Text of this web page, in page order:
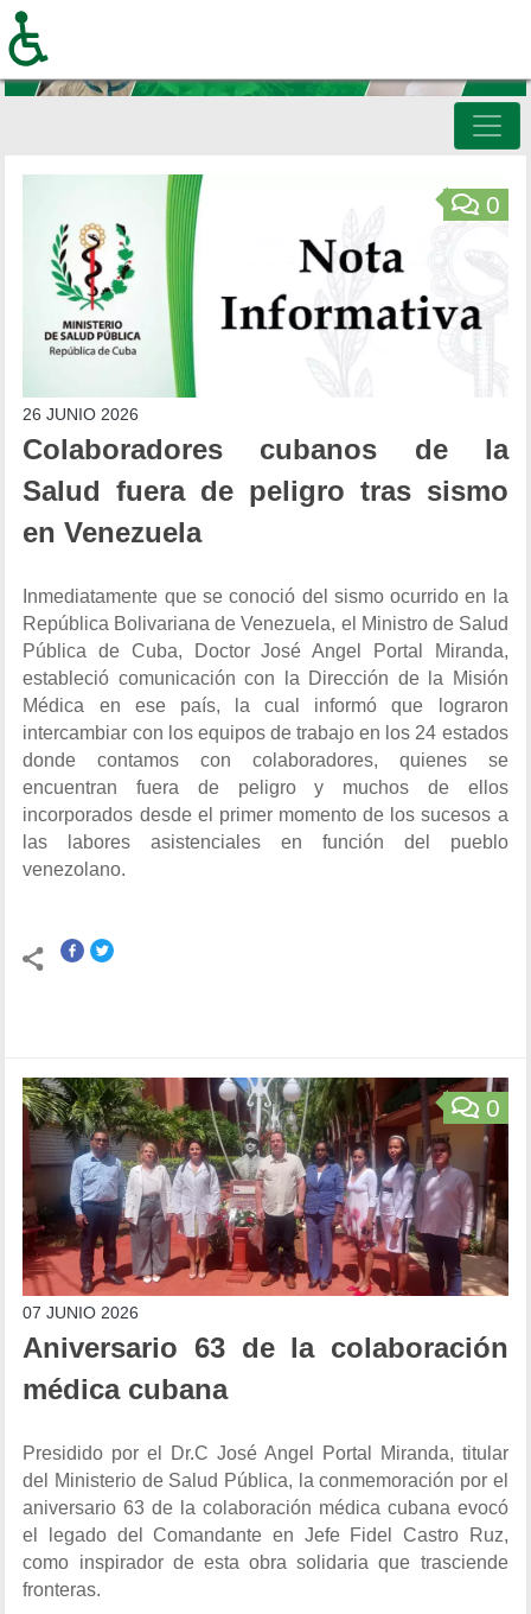
principal
Inicio 0
26 JUNIO 2026
Colaboradores cubanos de la
Salud fuera de peligro tras sismo
en Venezuela
Inmediatamente que se conoció del sismo ocurrido en la
República Bolivariana de Venezuela, el Ministro de Salud
Pública de Cuba, Doctor José Angel Portal Miranda,
estableció comunicación con la Dirección de la Misión
Médica en ese país, la cual informó que lograron
intercambiar con los equipos de trabajo en los 24 estados
donde contamos con colaboradores, quienes se
encuentran fuera de peligro y muchos de ellos
incorporados desde el primer momento de los sucesos a
las labores asistenciales en función del pueblo
venezolano.
0
07 JUNIO 2026
Aniversario 63 de la colaboración
médica cubana
Presidido por el Dr.C José Angel Portal Miranda, titular
del Ministerio de Salud Pública, la conmemoración por el
aniversario 63 de la colaboración médica cubana evocó
el legado del Comandante en Jefe Fidel Castro Ruz,
como inspirador de esta obra solidaria que trasciende
fronteras.